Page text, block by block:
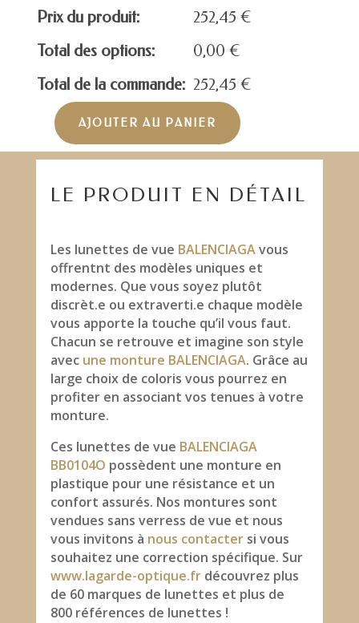
Prix du produit: 252,45 €
Total des options:
0,00 €
Total de la commande: 252,45 €
quantité
de
BB0104O
AJOUTER AU PANIER
LE PRODUIT EN DÉTAIL
Les lunettes de vue BALENCIAGAvous
offrentnt des modèles uniques et
modernes. Que vous soyez plutôt
discrèt.e ou extraverti.e chaque modèle
vous apporte la touche qu’il vous faut.
Chacun se retrouve et imagine son style
avec une monture BALENCIAGA. Grâce au
large choix de coloris vous pourrez en
profiter en associant vos tenues à votre
monture.
Ces lunettes de vue BALENCIAGA
BB0104O possèdent une monture en
plastique pour une résistance et un
confort assurés. Nos montures sont
vendues sans verress de vue et nous
vous invitons à nous contactersi vous
souhaitez une correction spécifique. Sur
www.lagarde-optique.frdécouvrez plus
de 60 marques de lunettes et plus de
800 références de lunettes !